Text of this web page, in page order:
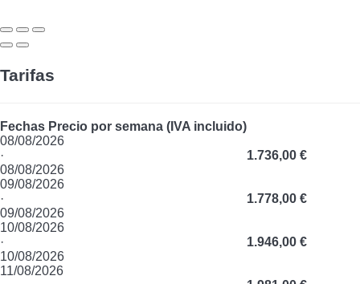
Tarifas
Fechas Precio por semana (IVA incluido)
08/08/2026
·
08/08/2026
1.736,00 €
09/08/2026
·
09/08/2026
1.778,00 €
10/08/2026
·
10/08/2026
1.946,00 €
11/08/2026